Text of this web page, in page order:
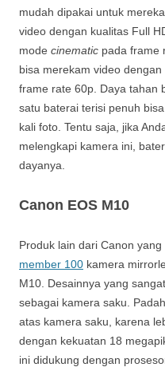
mudah dipakai untuk
video dengan kualitas Full
mode cinematic pada frame
bisa merekam video
frame rate 60p. Daya tahan
satu baterai terisi penuh
kali foto. Tentu saja, jika
melengkapi kamera ini,
dayanya.
Canon EOS M10
Produk lain dari Canon
member 100 kamera
M10. Desainnya yang
sebagai kamera saku.
atas kamera saku, karena
dengan kekuatan 18
ini didukung dengan